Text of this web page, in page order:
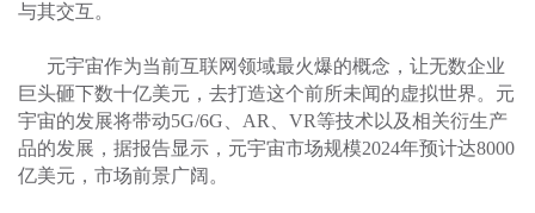
与其交互。
元宇宙作为当前互联网领域最火爆的概念，让无数企业
巨头砸下数十亿美元，去打造这个前所未闻的虚拟世界。元
宇宙的发展将带动5G/6G、AR、VR等技术以及相关衍生产
品的发展 ， 据报告显示 ， 元宇宙市场规模2024年预计达8000
亿美元 ， 市场前景广阔 。